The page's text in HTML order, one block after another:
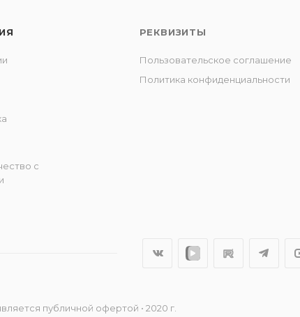
с
РЕКВИЗИТЫ
Пользовательское соглашение
Политика конфиденциальности
публичной офертой • 2020 г.